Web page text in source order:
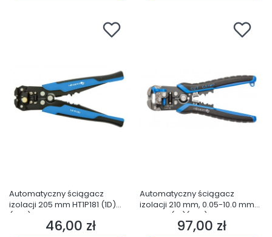
Automatyczny ściągacz
izolacji 205 mm HT1P181 (1D)
(S28)
Cena
46,00 zł
Automatyczny ściągacz
izolacji 210 mm, 0.05-10.0 mm2
HT1P182 (1D)(S28)
Cena
97,00 zł